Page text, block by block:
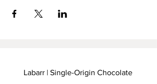
Labarr | Single-Origin Chocolate